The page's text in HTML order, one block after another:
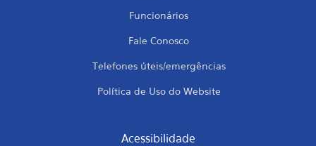
Funcionários
Fale Conosco
Telefones úteis/emergências
Política de Uso do Website
Acessibilidade